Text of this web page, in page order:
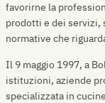
favorirne la
prodotti e dei servizi,
normative che
Il 9 maggio 1997, a
istituzioni, aziende
specializzata in